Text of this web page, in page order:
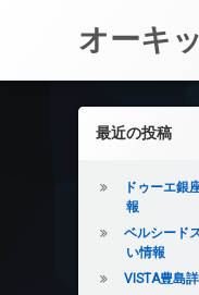
オーキ
左サイドバ
最近の投稿
ドゥーエ銀
報
ベルシード
い情報
VISTA豊島